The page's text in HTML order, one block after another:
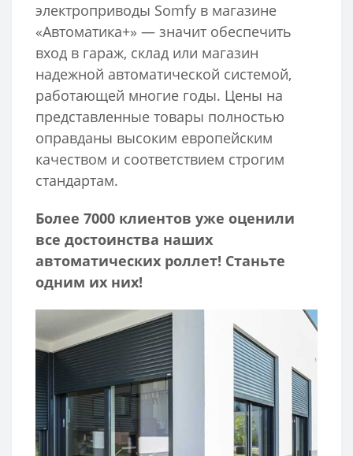
электроприводы Somfy в магазине
«Автоматика+» — значит обеспечить
вход в гараж, склад или магазин
надежной автоматической системой,
работающей многие годы. Цены на
представленные товары полностью
оправданы высоким европейским
качеством и соответствием строгим
стандартам.
Более 7000 клиентов уже оценили
все достоинства наших
автоматических роллет! Станьте
одним их них!